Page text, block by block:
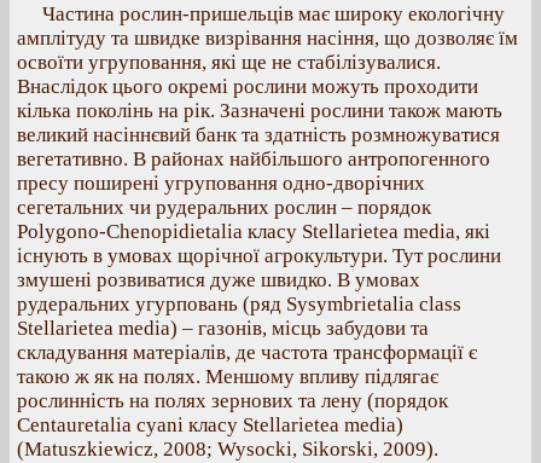
Частина рослин-пришельців має широку екологічну
амплітуду та швидке визрівання насіння, що дозволяє їм
освоїти угруповання, які ще не стабілізувалися.
Внаслідок цього окремі рослини можуть проходити
кілька поколінь на рік. Зазначені рослини також мають
великий насіннєвий банк та здатність розмножуватися
вегетативно. В районах найбільшого антропогенного
пресу поширені угруповання одно-дворічних
сегетальних чи рудеральних рослин – порядок
Polygono-Chenopidietalia класу Stellarietea media, які
існують в умовах щорічної агрокультури. Тут рослини
змушені розвиватися дуже швидко. В умовах
рудеральних угурповань (ряд Sysymbrietalia class
Stellarietea media) – газонів, місць забудови та
складування матеріалів, де частота трансформації є
такою ж як на полях. Меншому впливу підлягає
рослинність на полях зернових та лену (порядок
Centauretalia cyani класу Stellarietea media)
(Matuszkiewicz, 2008; Wysocki, Sikorski, 2009).